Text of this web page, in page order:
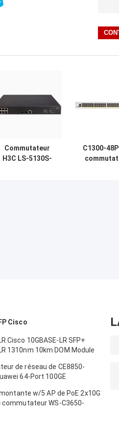
Commutateur
H3C LS-5130S-
C1300-
Cisco
Cisco 10GBASE-LR SFP+
1310nm 10km DOM Module
de réseau de CE8850-
64-Port 100GE
w/5 AP de PoE 2x10G
commutateur WS-C3650-